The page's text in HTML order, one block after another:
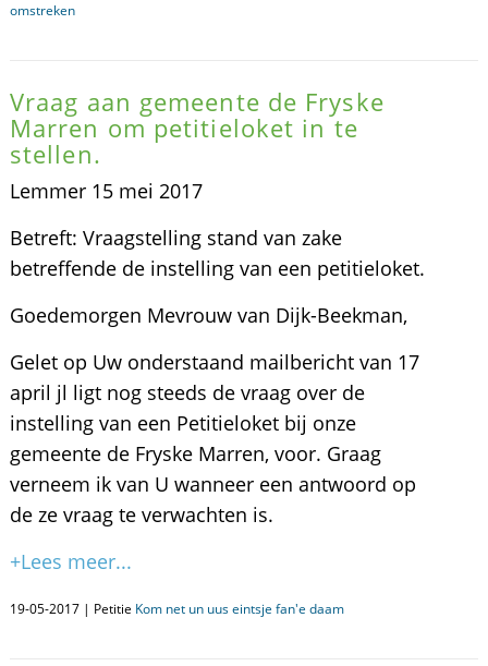
omstreken
Vraag aan gemeente de Fryske
Marren om petitieloket in te
stellen.
Lemmer 15 mei 2017
Betreft: Vraagstelling stand van zake
betreffende de instelling van een petitieloket.
Goedemorgen Mevrouw van Dijk-Beekman,
Gelet op Uw onderstaand mailbericht van 17
april jl ligt nog steeds de vraag over de
instelling van een Petitieloket bij onze
gemeente de Fryske Marren, voor. Graag
verneem ik van U wanneer een antwoord op
de ze vraag te verwachten is.
+Lees meer...
19-05-2017 | Petitie Kom net un uus eintsje fan'e daam